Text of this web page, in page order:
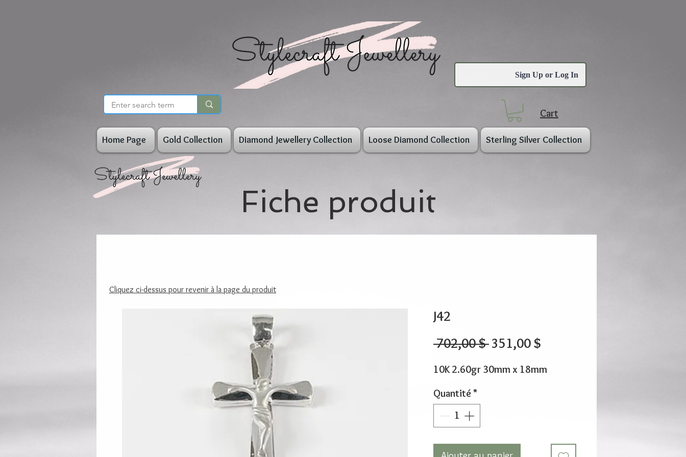
Sign Up or Log In
Cart
Home Page Gold Collection Diamond Jewellery Collection Loose Diamond Collection Sterling Silver Collection
Fiche produit
J42
702,00 $ Prix
351,00 $
10K 2.60gr 30mm x 18mm
Quantité*
Cliquez ci-dessus pour revenir à la page du produit